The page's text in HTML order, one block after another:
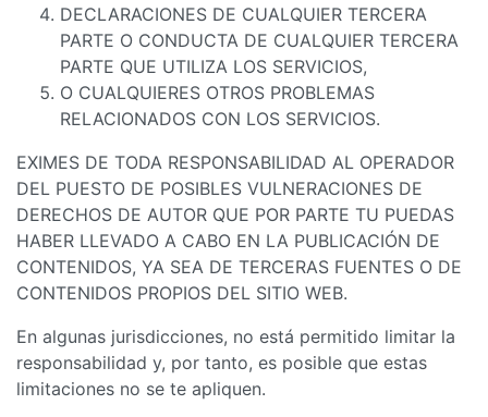
DECLARACIONES DE CUALQUIER TERCERA
PARTE O CONDUCTA DE CUALQUIER TERCERA
PARTE QUE UTILIZA LOS SERVICIOS,
O CUALQUIERES OTROS PROBLEMAS
RELACIONADOS CON LOS SERVICIOS.
EXIMES DE TODA RESPONSABILIDAD AL OPERADOR
DEL PUESTO DE POSIBLES VULNERACIONES DE
DERECHOS DE AUTOR QUE POR PARTE TU PUEDAS
HABER LLEVADO A CABO EN LA PUBLICACIÓN DE
CONTENIDOS, YA SEA DE TERCERAS FUENTES O DE
CONTENIDOS PROPIOS DEL SITIO WEB.
En algunas jurisdicciones, no está permitido limitar la
responsabilidad y, por tanto, es posible que estas
limitaciones no se te apliquen.